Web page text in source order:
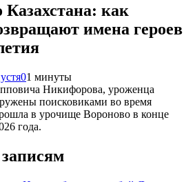
как
имена героев
01 минуты
Никифорова, уроженца
поисковиками во время
в урочище Вороново в конце
года.